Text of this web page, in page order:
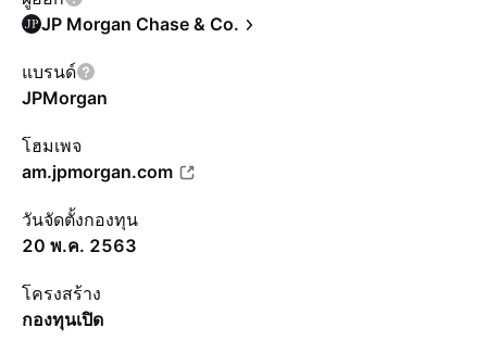
JP Morgan Chase & Co.
แบรนด์
JPMorgan
โฮมเพจ
am.jpmorgan.com
วันจัดตั้งกองทุน
20 พ.ค. 2563
โครงสร้าง
กองทุนเปิด